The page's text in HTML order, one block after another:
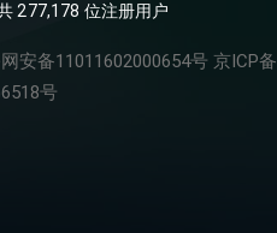
277,178 位注册用户
安备11011602000654号 京ICP备
号